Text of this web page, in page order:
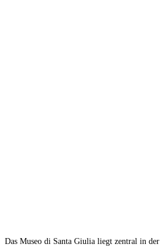
Das Museo di Santa Giulia liegt zentral in